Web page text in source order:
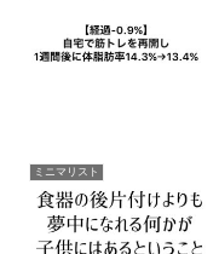
ミニマリスト